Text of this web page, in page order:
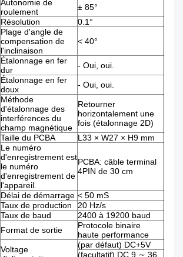
Autonomie de
roulement
± 85°
Résolution
0.1°
Plage d'angle de
compensation de
l'inclinaison
< 40°
Étalonnage en fer
dur
- Oui, oui.
Étalonnage en fer
doux
- Oui, oui.
Méthode
d'étalonnage des
interférences du
champ magnétique
Retourner
horizontalement une
fois (étalonnage 2D)
Taille du PCBA
L33 × W27 × H9 mm
Le numéro
d'enregistrement est
le numéro
d'enregistrement de
l'appareil.
PCBA: câble terminal
4PIN de 30 cm
Délai de démarrage < 50 mS
Taux de production
20 Hz/s
Taux de baud
2400 à 19200 baud
Format de sortie
Protocole binaire
haute performance
Voltage
(par défaut) DC+5V
(facultatif) DC 9 ∼ 36